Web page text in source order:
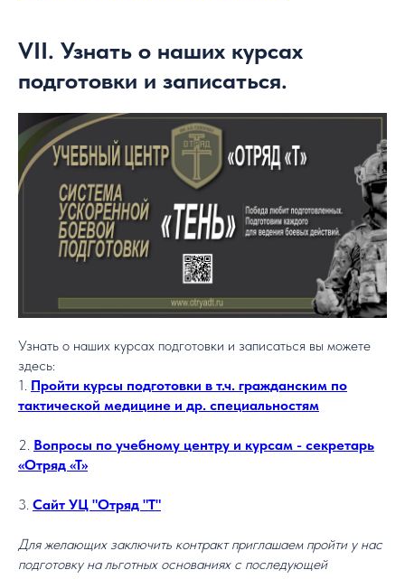
VII. Узнать о наших курсах
подготовки и записаться.
Узнать о наших курсах подготовки и записаться вы можете
здесь:
1. Пройти курсы подготовки в т.ч. гражданским по
тактической медицине и др. специальностям
2. Вопросы по учебному центру и курсам - cекретарь
«Отряд «Т»
3. Сайт УЦ "Отряд "Т"
Для желающих заключить контракт приглашаем пройти у нас
подготовку на льготных основаниях с последующей